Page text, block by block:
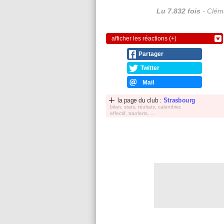
Lu 7.832 fois -
afficher les réactions (+)
Partager
Twitter
Mail
la page du club : Strasbourg
bilan, stats, réultats, calendrier,
effectif, tranferts, ...